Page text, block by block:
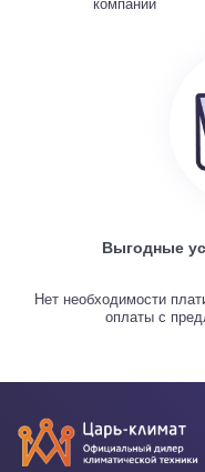
компании
Выгодные
Нет необходимости
оплаты с